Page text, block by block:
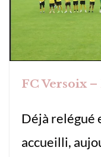
FC Versoix
Déjà relégué
accueilli,